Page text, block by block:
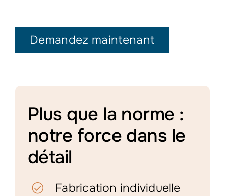
Demandez maintenant
Plus que la norme :
notre force dans le
détail
Fabrication individuelle